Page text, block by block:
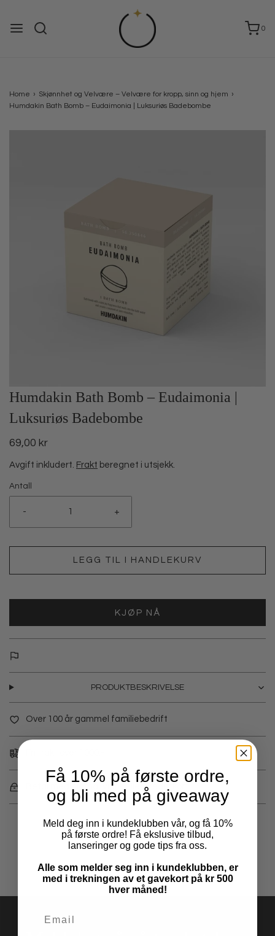
0
Home › Skjønnhet og Velvære – Velvære for kropp, sinn og hjem ›
Humdakin Bath Bomb – Eudaimonia | Luksuriøs Badebombe
Humdakin Bath Bomb – Eudaimonia |
Luksuriøs Badebombe
69,00 kr
Avgift inkludert. Frakt beregnet i utsjekk.
Antall
- +
LEGG TIL I HANDLEKURV
KJØP NÅ
PRODUKTBESKRIVELSE
Over 100 år gammel familiebedrift
Betal med Klarna, Vipps eller kredittkort
Få 10% på første ordre,
og bli med på giveaway
Meld deg inn i kundeklubben vår, og få 10%
på første ordre! Få ekslusive tilbud,
lanseringer og gode tips fra oss.
Alle som melder seg inn i kundeklubben, er
med i trekningen av et gavekort på kr 500
hver måned!